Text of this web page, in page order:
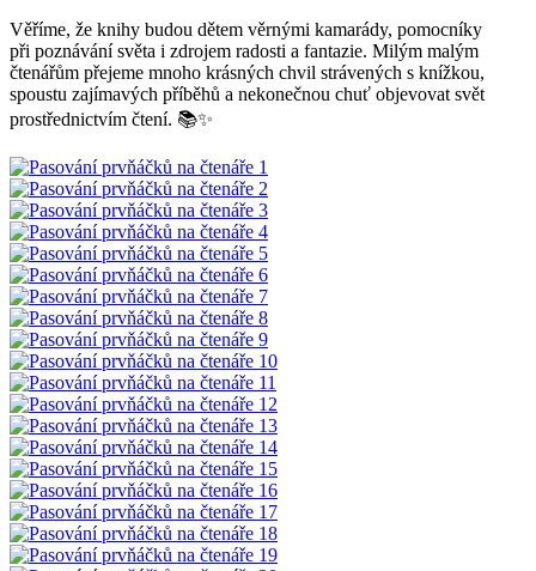
Věříme, že knihy budou dětem věrnými kamarády, pomocníky
při poznávání světa i zdrojem radosti a fantazie. Milým malým
čtenářům přejeme mnoho krásných chvil strávených s knížkou,
spoustu zajímavých příběhů a nekonečnou chuť objevovat svět
prostřednictvím čtení. 📚✨